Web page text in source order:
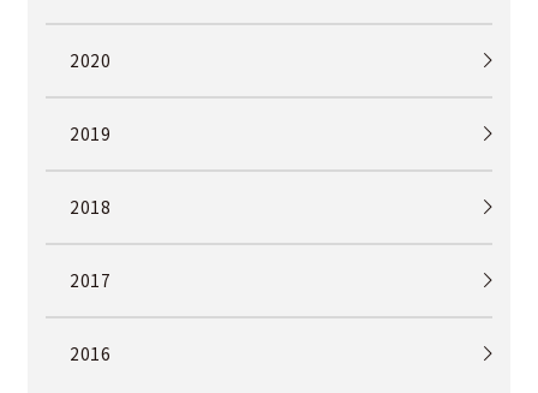
2020
2019
2018
2017
2016